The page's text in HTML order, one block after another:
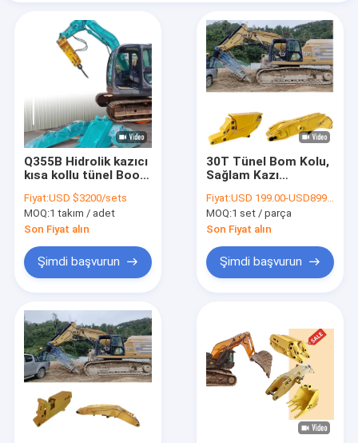
Q355B Hidrolik kazıcı
kısa kollu tünel Boom
Fiyat:USD $3200/sets
MOQ:1 takım / adet
Son Fiyat alın
Şimdi başvurun
30T Tünel Bom Kolu,
Sağlam Kazı
Kolu
Fiyat:USD 199.00-USD8999.00
MOQ:1 set / parça
Son Fiyat alın
Şimdi başvurun